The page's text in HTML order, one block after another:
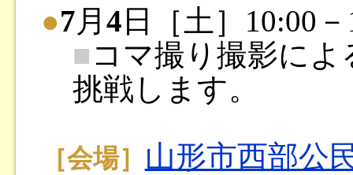
●7月 4 日［土］10:00
■コマ撮り撮影に
挑戦します。
［会場］ 山形市西部公